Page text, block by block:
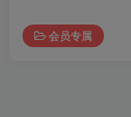
会员专属